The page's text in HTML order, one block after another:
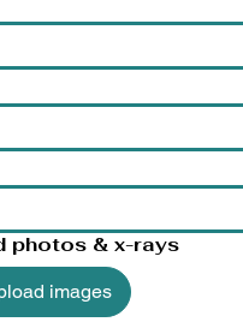
photos & x-rays
images